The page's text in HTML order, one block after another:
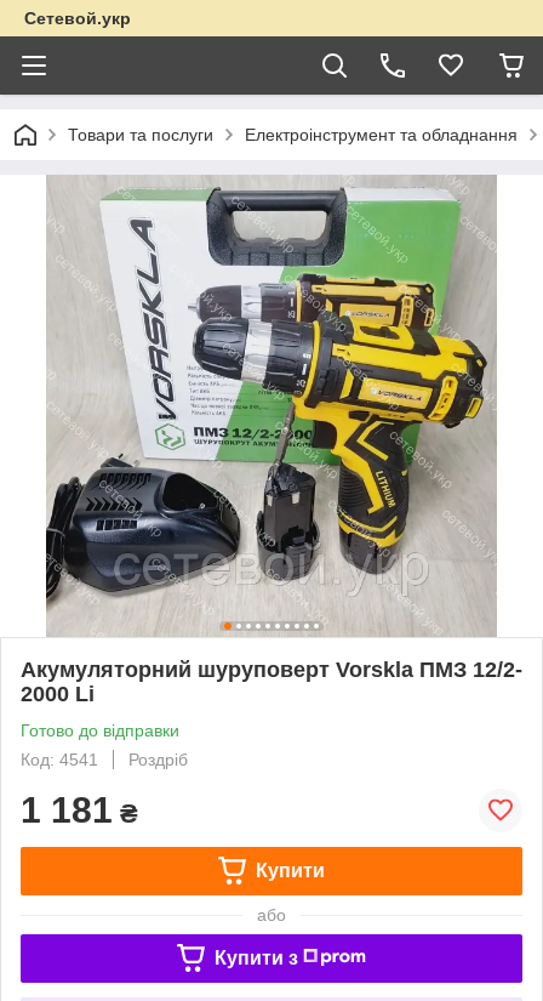
Сетевой.укр
Товари та послуги Електроінструмент та обладнання
Акумуляторний шуруповерт Vorskla ПМЗ 12/2-
2000 Li
Готово до відправки
Код: 4541
Роздріб
1 181 ₴
Купити
або
Купити з